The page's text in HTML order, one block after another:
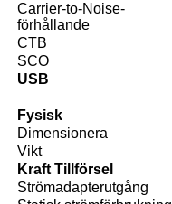
Carrier-to-Noise-
förhållande
CTB
SCO
USB
Fysisk
Dimensionera
Vikt
Kraft Tillförsel
Strömadapterutgång